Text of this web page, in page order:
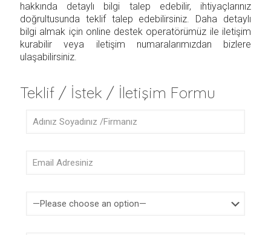
hakkında detaylı bilgi talep edebilir, ihtiyaçlarınız
doğrultusunda teklif talep edebilirsiniz. Daha detaylı
bilgi almak için online destek operatörümüz ile iletişim
kurabilir veya iletişim numaralarımızdan bizlere
ulaşabilirsiniz.
Teklif / İstek / İletişim Formu